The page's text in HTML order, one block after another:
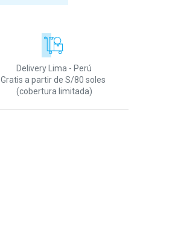
Delivery Lima - Perú
Gratis a partir de S/80 soles
(cobertura limitada)